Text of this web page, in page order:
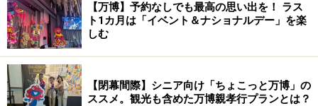
【万博】予約なしでも最高の思い出を！ ラス
ト1カ月は「イベント＆ナショナルデー」を楽
しむ
【閉幕間際】シニア向け「ちょこっと万博」の
ススメ。観光も含めた万博親孝行プランとは？